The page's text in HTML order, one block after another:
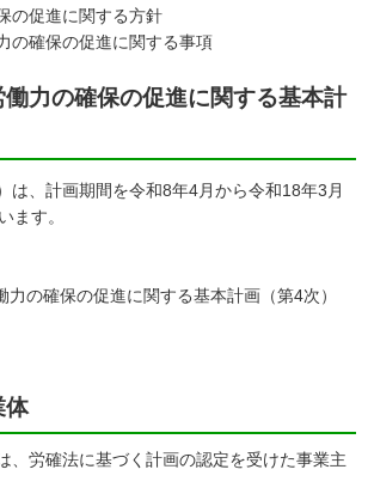
の促進に関する方針
の確保の促進に関する事項
力の確保の促進に関する基本計
、計画期間を令和8年4月から令和18年3月
ます。
力の確保の促進に関する基本計画（第4次）
体
、労確法に基づく計画の認定を受けた事業主